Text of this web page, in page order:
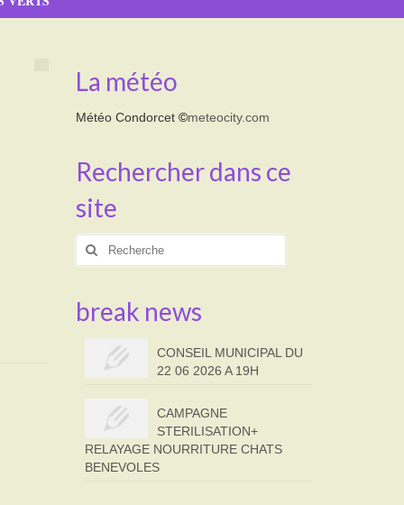
La météo
Météo Condorcet©meteocity.com
Rechercher dans ce
site
Rechercher
break news
CONSEIL MUNICIPAL DU
22 06 2026 A 19H
CAMPAGNE
STERILISATION+
RELAYAGE NOURRITURE CHATS
BENEVOLES